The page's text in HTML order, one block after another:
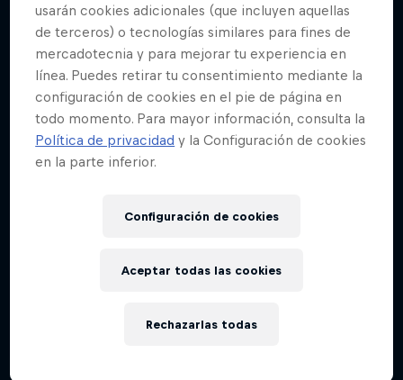
usarán cookies adicionales (que incluyen aquellas
de terceros) o tecnologías similares para fines de
mercadotecnia y para mejorar tu experiencia en
línea. Puedes retirar tu consentimiento mediante la
configuración de cookies en el pie de página en
todo momento. Para mayor información, consulta la
Política de privacidad y la Configuración de cookies
en la parte inferior.
Configuración de cookies
Rechazarlas todas
Aceptar todas las cookies